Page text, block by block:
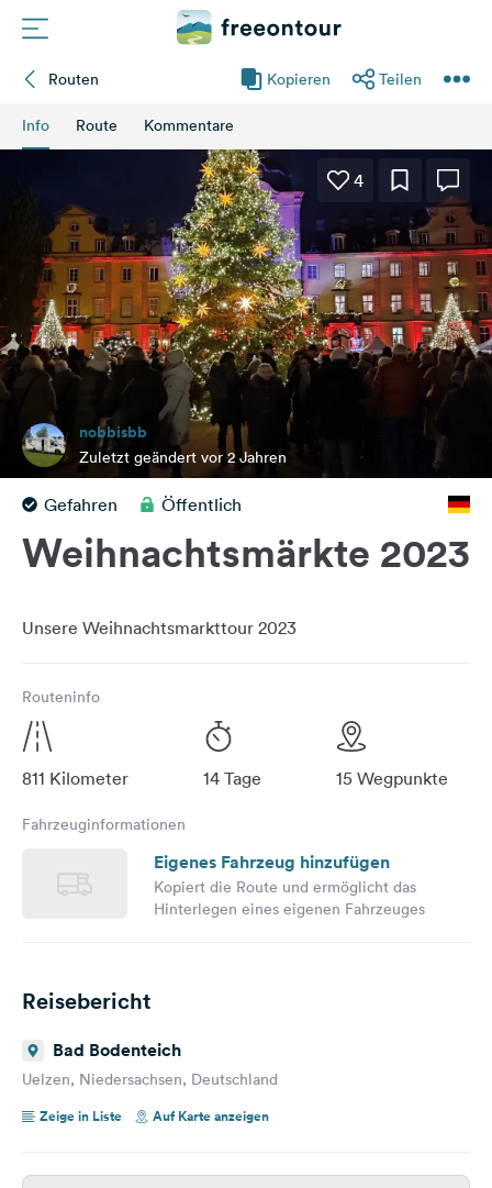
Magazin
Partner
Registrieren
Einloggen
Newsletter
Feedback
Sprache:
auf
Media
Facebook
Instagram
Routen Kopieren Teilen
Info Route Kommentare
4
nobbisbb
Zuletzt geändert vor 2 Jahren
Gefahren Öffentlich
Weihnachtsmärkte 2023
Routeninfo
811 Kilometer 14 Tage 15 Wegpunkte
Fahrzeuginformationen
Eigenes Fahrzeug hinzufügen
Kopiert die Route und ermöglicht das
Hinterlegen eines eigenen Fahrzeuges
Reisebericht
Bad Bodenteich
Uelzen, Niedersachsen, Deutschland
Zeige in Liste
Auf Karte anzeigen